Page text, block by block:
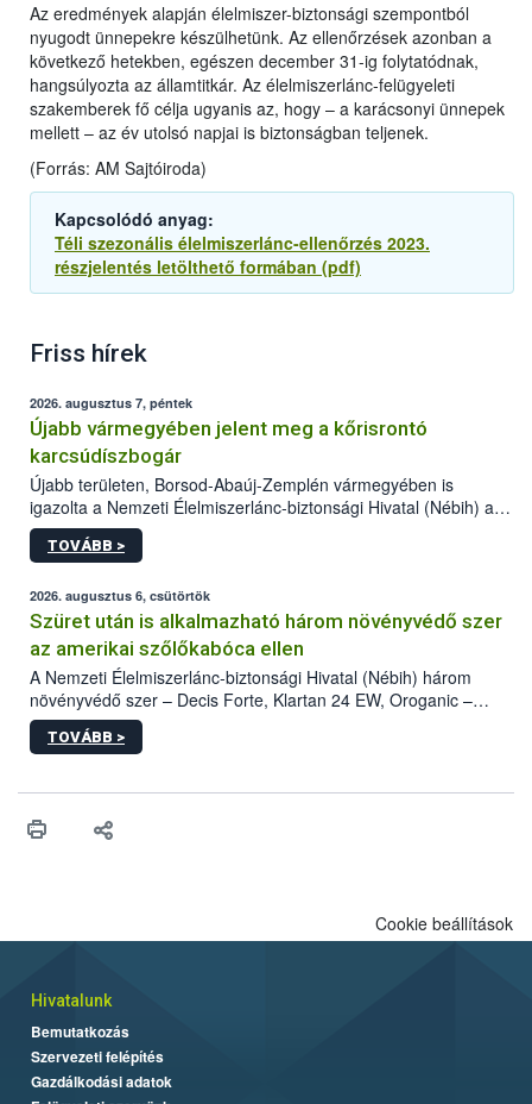
Az eredmények alapján élelmiszer-biztonsági szempontból
nyugodt ünnepekre készülhetünk. Az ellenőrzések azonban a
következő hetekben, egészen december 31-ig folytatódnak,
hangsúlyozta az államtitkár. Az élelmiszerlánc-felügyeleti
szakemberek fő célja ugyanis az, hogy – a karácsonyi ünnepek
mellett – az év utolsó napjai is biztonságban teljenek.
(Forrás: AM Sajtóiroda)
Kapcsolódó anyag:
Téli szezonális élelmiszerlánc-ellenőrzés 2023.
részjelentés letölthető formában (pdf)
Friss hírek
2026. augusztus 7, péntek
Újabb vármegyében jelent meg a kőrisrontó
karcsúdíszbogár
Újabb területen, Borsod-Abaúj-Zemplén vármegyében is
igazolta a Nemzeti Élelmiszerlánc-biztonsági Hivatal (Nébih) a
kőrisrontó karcsúdíszbogár (Agrilus planipennis) jelenlétét. A
kártevőt nem csak színcsapdában találták meg, de már fertőzött
az intenzív felderítést, emellett az intézkedéseket a szlovák
hatósággal is összehangolják a terjedés megállítása érdekében.
TOVÁBB >
2026. augusztus 6, csütörtök
Szüret után is alkalmazható három növényvédő szer
az amerikai szőlőkabóca ellen
A Nemzeti Élelmiszerlánc-biztonsági Hivatal (Nébih) három
növényvédő szer – Decis Forte, Klartan 24 EW, Oroganic –
engedélyokiratát módosította, így azok a szüretet követően,
egészen a vesszőérettség (BBCH 91) stádiumáig
érésű szőlőkben is legyen lehetőség a károsító elleni további
felhasználók számára is elérhető és ökológiai termesztésben is
TOVÁBB >
Cookie beállítások
Hivatalunk
Bemutatkozás
Szervezeti felépítés
Gazdálkodási adatok